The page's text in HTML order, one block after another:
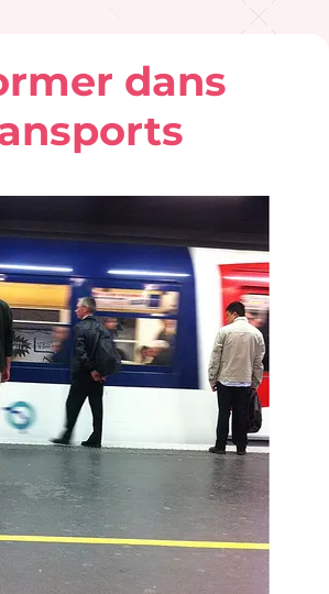
dans